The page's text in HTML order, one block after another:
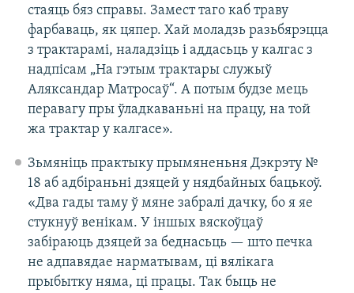
стаяць бяз справы. Замест таго каб траву
фарбаваць, як цяпер. Хай моладзь разьбярэцца
з трактарамі, наладзіць і аддасьць у калгас з
надпісам „На гэтым трактары служыў
Аляксандар Матросаў“. А потым будзе мець
перавагу пры ўладкаваньні на працу, на той
жа трактар у калгасе».
Зьмяніць практыку прымяненьня Дэкрэту №
18 аб адбіраньні дзяцей у нядбайных бацькоў.
«Два гады таму ў мяне забралі дачку, бо я яе
стукнуў венікам. У іншых вяскоўцаў
забіраюць дзяцей за беднасьць — што печка
не адпавядае нарматывам, ці вялікага
прыбытку няма, ці працы. Так быць не